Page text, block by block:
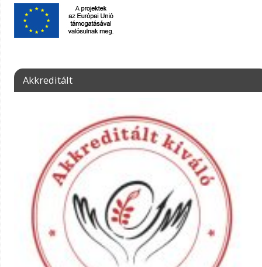
Akkreditált